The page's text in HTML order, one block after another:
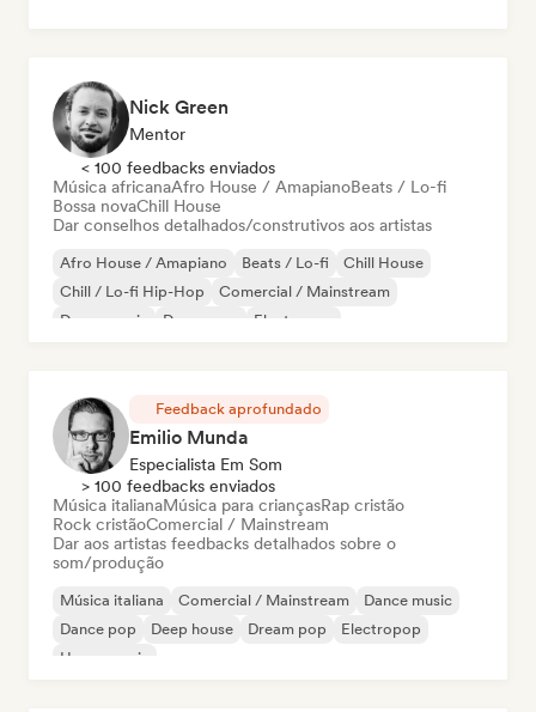
Nick Green
Mentor
< 100 feedbacks enviados
Música africanaAfro House / AmapianoBeats / Lo-fi
Bossa novaChill House
Dar conselhos detalhados/construtivos aos artistas
Afro House / Amapiano Beats / Lo-fi
Chill House
Chill / Lo-fi Hip-Hop
Comercial / Mainstream
Dance music
Dance pop Electropop
Feedback aprofundado
Emilio Munda
Especialista Em Som
> 100 feedbacks enviados
Música italianaMúsica para criançasRap cristão
Rock cristãoComercial / Mainstream
Dar aos artistas feedbacks detalhados sobre o
som/produção
Música italiana Comercial / Mainstream
Dance music
Dance pop
Deep house Dream pop
Electropop
House music